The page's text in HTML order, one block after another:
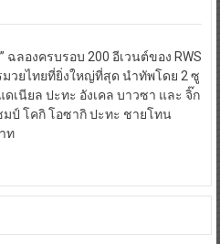
ฉลองครบรอบ 200 อีเวนต์ของ RWS
มวยไทยที่ยิ่งใหญ่ที่สุด นำทัพโดย 2 ซู
ดเนียล ปะทะ อังเคล บาวซา และ จิ๊ก
ป์ โคกิ โอซากิ ปะทะ ชายโทน
ท